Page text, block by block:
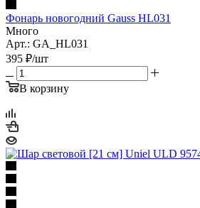
Фонарь новогодний Gauss HL031
Много
Арт.: GA_HL031
395 ₽/шт
В корзину